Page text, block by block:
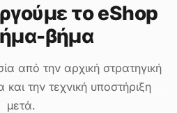
το eShop
βήμα
από την αρχική στρατηγική
την τεχνική υποστήριξη
μετά.